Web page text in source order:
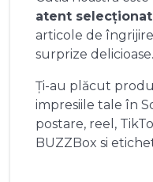
atent
articole de
surprize delicioase.
Ți-au plăcut
impresiile tale în
postare, reel,
BUZZBox si